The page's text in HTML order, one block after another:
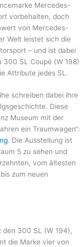
Mercedes-
vorbehalten, doch
von Mercedes-
Welt leistet sich die
– und ist dabei
300 SL Coupé (W 198)
Attribute jedes SL.
schreiben dabei ihre
Diese
Museum mit der
ein Traumwagen“:
. Die Ausstellung ist
5 zu sehen und
vom ältesten
zum neuen
den 300 SL (W 194),
die Marke vier von